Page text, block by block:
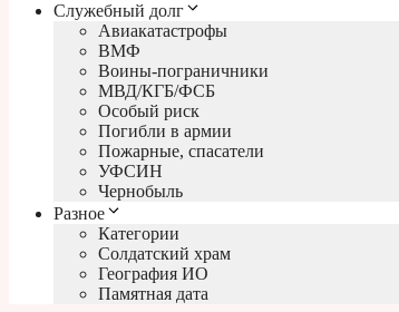
Служебный долг
Авиакатастрофы
ВМФ
Воины-пограничники
МВД/КГБ/ФСБ
Особый риск
Погибли в армии
Пожарные, спасатели
УФСИН
Чернобыль
Разное
Категории
Солдатский храм
География ИО
Памятная дата